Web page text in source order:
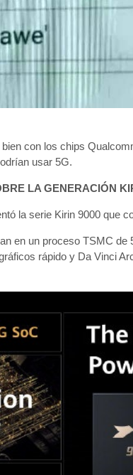
con los chips
usar 5G.
LA GENERACIÓN
la serie Kirin 9000 que
en un proceso TSMC
rápido y Da Vinci